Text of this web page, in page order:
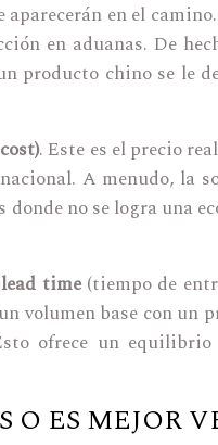
en el
en aduanas. De
producto chino se le
. Este es el precio
A menudo, la
no se logra una
lead time(tiempo de
volumen base con un
ofrece un
O ES MEJOR